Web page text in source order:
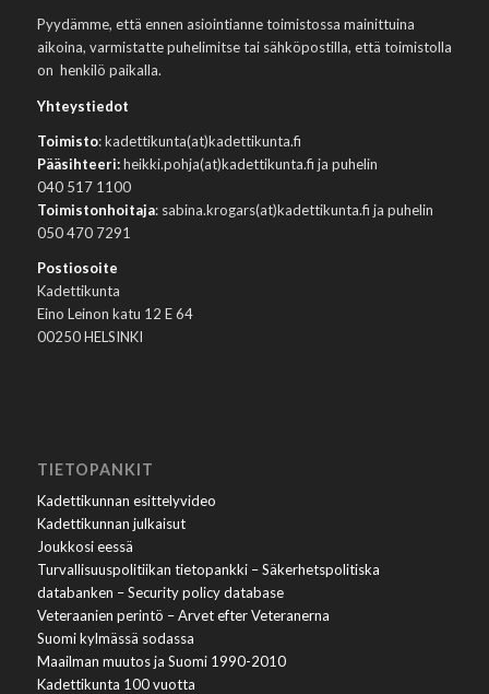
Pyydämme, että ennen asiointianne toimistossa mainittuina
aikoina, varmistatte puhelimitse tai sähköpostilla, että toimistolla
on henkilö paikalla.
Yhteystiedot
Toimisto: kadettikunta(at)kadettikunta.fi
Pääsihteeri:heikki.pohja(at)kadettikunta.fi ja puhelin
040 517 1100
Toimistonhoitaja: sabina.krogars(at)kadettikunta.fi ja puhelin
050 470 7291
Postiosoite
Kadettikunta
Eino Leinon katu 12 E 64
00250 HELSINKI
TIETOPANKIT
Kadettikunnan esittelyvideo
Kadettikunnan julkaisut
Joukkosi eessä
Turvallisuuspolitiikan tietopankki – Säkerhetspolitiska
databanken – Security policy database
Veteraanien perintö – Arvet efter Veteranerna
Suomi kylmässä sodassa
Maailman muutos ja Suomi 1990-2010
Kadettikunta 100 vuotta